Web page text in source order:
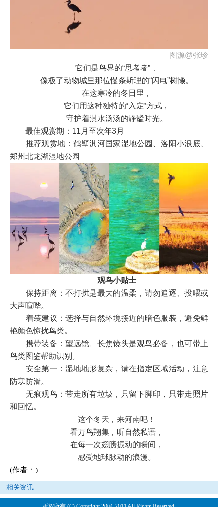
图源@张珍
它们是鸟界的“思考者”，
像极了动物城里那位慢条斯理的“闪电”树懒。
在这寒冷的冬日里，
它们用这种独特的“入定”方式，
守护着淇水汤汤的静谧时光。
最佳观赏期：11月至次年3月
推荐观赏地：鹤壁淇河国家湿地公园、洛阳小浪底、
郑州北龙湖湿地公园
观鸟小贴士
保持距离：不打扰是最大的温柔，请勿追逐、投喂或
大声喧哗。
着装建议：选择与自然环境接近的暗色服装，避免鲜
艳颜色惊扰鸟类。
携带装备：望远镜、长焦镜头是观鸟必备，也可带上
鸟类图鉴帮助识别。
安全第一：湿地地形复杂，请在指定区域活动，注意
防寒防滑。
无痕观鸟：带走所有垃圾，只留下脚印，只带走照片
和回忆。
这个冬天，来河南吧！
看万鸟翔集，听自然私语，
在每一次翅膀振动的瞬间，
感受地球脉动的浪漫。
(作者：)
相关资讯